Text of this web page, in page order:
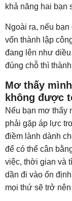
khả năng hai bạn
Ngoài ra, nếu
vốn thành lập
đang lên như
đúng chỗ thì
Mơ thấy
không được
Nếu bạn mơ thấy
phải gặp áp lực
điềm lành dành
để có thể cân
việc, thời gian và
dần đi vào ổn
mọi thứ sẽ trở